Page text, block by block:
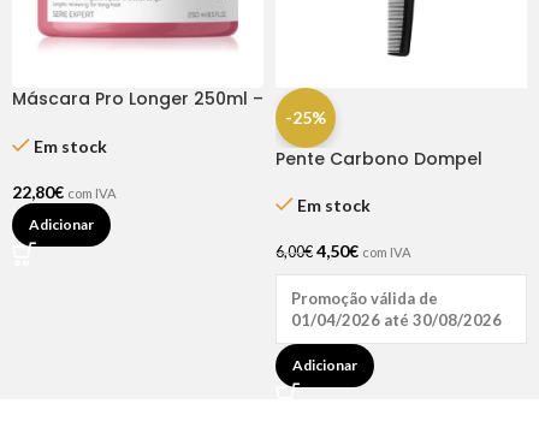
Máscara Pro Longer 250ml –
Em stock
22,80€ com IVA
Adicionar
-25%
Pente Carbono Dompel
Em stock
6,00€ 4,50€ com IVA
Promoção válida de
01/04/2026 até 30/08/2026
Adicionar